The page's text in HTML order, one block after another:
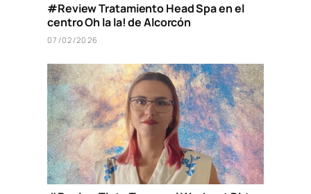
#Review Tratamiento Head Spa en el
centro Oh la la! de Alcorcón
07/02/2026